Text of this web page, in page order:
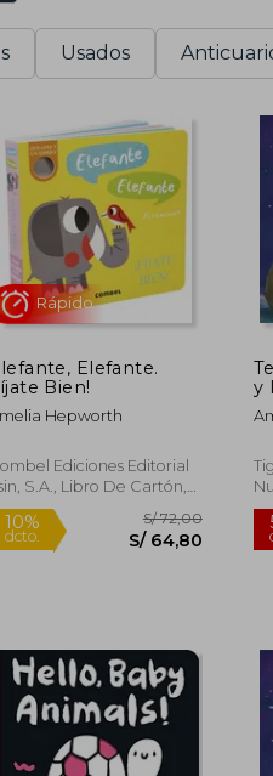
Usados
Elefante.
Bien!
Hepworth
Ediciones Editorial
S.A., Libro De Cartón,
10%
dcto.
S/
S/
Rápido
y